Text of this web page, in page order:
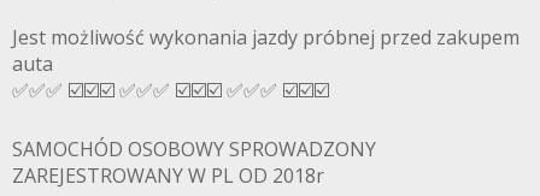
Jest możliwość wykonania jazdy próbnej przed zakupem
auta
✅✅✅ ☑️☑️☑️ ✅✅✅ ☑️☑️☑️ ✅✅✅ ☑️☑️☑️
SAMOCHÓD OSOBOWY SPROWADZONY
ZAREJESTROWANY W PL OD 2018r